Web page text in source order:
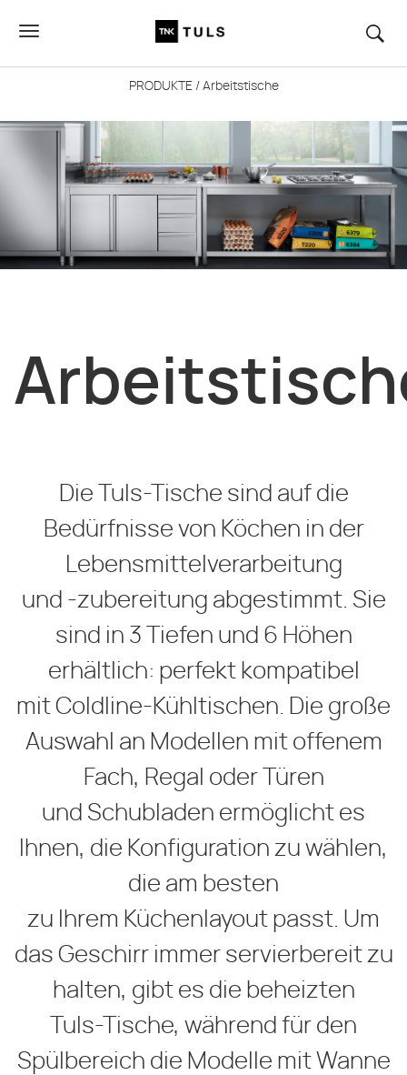
PRODUKTE/ Arbeitstische
Die Tuls-Tische sind auf die
Bedürfnisse von Köchen in der
Lebensmittelverarbeitung
und -zubereitung abgestimmt. Sie
sind in 3 Tiefen und 6 Höhen
erhältlich: perfekt kompatibel
mit Coldline-Kühltischen. Die große
Auswahl an Modellen mit offenem
Fach, Regal oder Türen
und Schubladen ermöglicht es
Ihnen, die Konfiguration zu wählen,
die am besten
zu Ihrem Küchenlayout passt. Um
das Geschirr immer servierbereit zu
halten, gibt es die beheizten
Tuls-Tische, während für den
Spülbereich die Modelle mit Wanne